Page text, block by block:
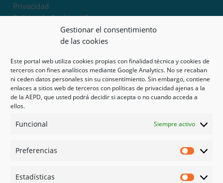
Gestionar el consentimiento
de las cookies
Este portal web utiliza cookies propias con finalidad técnica y cookies de
terceros con fines analíticos mediante Google Analytics. No se recaban
ni ceden datos personales sin su consentimiento. Sin embargo, contiene
enlaces a sitios web de terceros con políticas de privacidad ajenas a la
de la AEPD, que usted podrá decidir si acepta o no cuando acceda a
ellos.
Funcional Siempre activo
Preferencias
Estadísticas
Privacidad
Política de Cookies UE
Términos y condiciones
Exoneración de responsabilidad
Mapa del sitio
Mi cuenta
Tienda
Psicología en Murcia
Guías
Redes sociales
Instagram